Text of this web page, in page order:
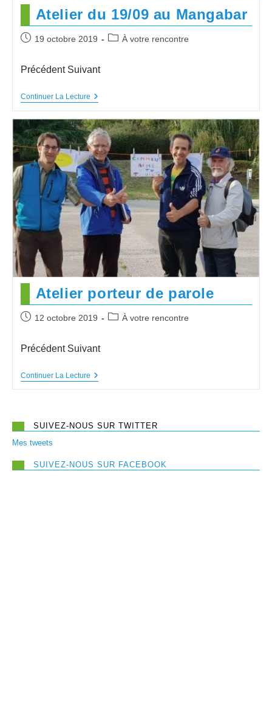
Atelier du 19/09 au Mangabar
19 octobre 2019 À votre rencontre
Précédent Suivant
Continuer La Lecture
Atelier porteur de parole
12 octobre 2019 À votre rencontre
Précédent Suivant
Continuer La Lecture
SUIVEZ-NOUS SUR TWITTER
Mes tweets
SUIVEZ-NOUS SUR FACEBOOK